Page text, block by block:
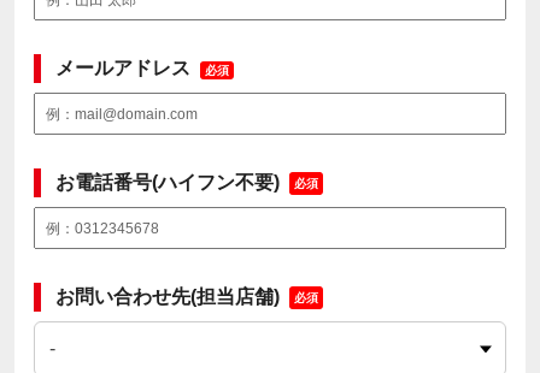
メールアドレス 必須
お電話番号(ハイフン不要) 必須
お問い合わせ先(担当店舗) 必須